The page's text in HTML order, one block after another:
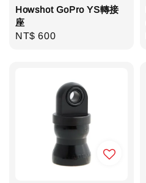
Howshot GoPro YS轉接
座
Regular
NT$ 600